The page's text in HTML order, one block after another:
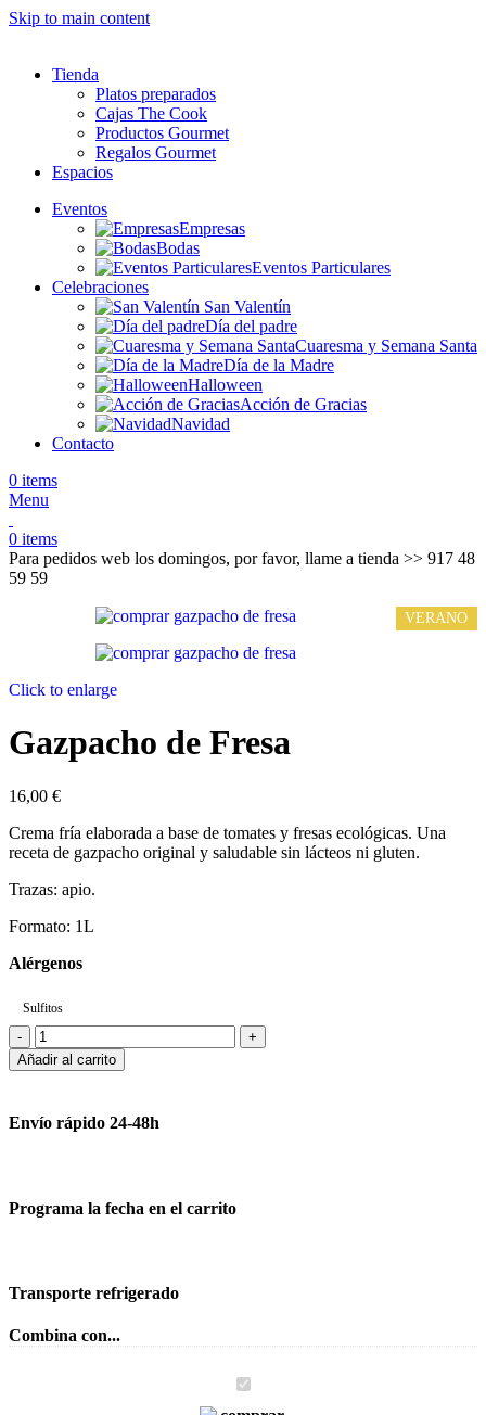
Skip to main content
Tienda
Platos preparados
Cajas The Cook
Productos Gourmet
Regalos Gourmet
Espacios
Eventos
Empresas
Bodas
Eventos Particulares
Celebraciones
San Valentín
Día del padre
Cuaresma y Semana Santa
Día de la Madre
Halloween
Acción de Gracias
Navidad
Contacto
0 items
Menu
0 items
Para pedidos web los domingos, por favor, llame a tienda​ >> 917 48
59 59
VERANO
Click to enlarge
Gazpacho de Fresa
16,00 €
Crema fría elaborada a base de tomates y fresas ecológicas. Una
receta de gazpacho original y saludable sin lácteos ni gluten.
Trazas: apio.
Formato: 1L
Alérgenos
Sulfitos
Añadir al carrito
Envío rápido 24-48h
Programa la fecha en el carrito
Transporte refrigerado
Combina con...
Gazpacho